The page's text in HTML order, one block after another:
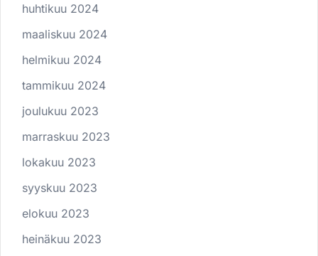
huhtikuu 2024
maaliskuu 2024
helmikuu 2024
tammikuu 2024
joulukuu 2023
marraskuu 2023
lokakuu 2023
syyskuu 2023
elokuu 2023
heinäkuu 2023